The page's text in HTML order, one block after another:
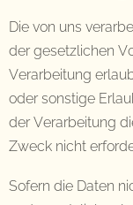
Die von uns
der gesetzlichen
Verarbeitung
oder sonstige
der Verarbeitung
Zweck nicht
Sofern die Daten